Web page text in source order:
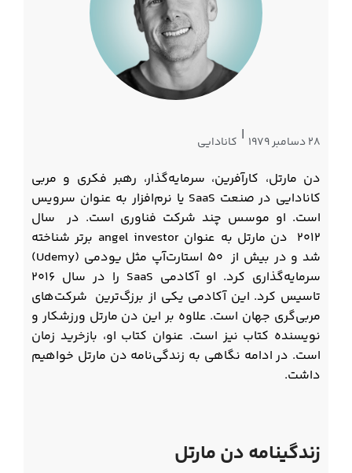
28 دسامبر 1979 | کانادایی
دن مارتل، کارآفرین، سرمایه‌گذار، رهبر فکری و مربی
کانادایی در صنعت SaaS یا نرم‌افزار به عنوان سرویس
است. او موسس چند شرکت فناوری است. در سال
۲۰۱۲ دن مارتل به عنوان angel investor برتر شناخته
شد و در بیش از ۵۰ استارت‌آپ مثل یودمی (Udemy)
سرمایه‌گذاری کرد. او آکادمی SaaS را در سال ۲۰۱۶
تاسیس کرد. این آکادمی یکی از برزگ‌ترین شرکت‌های
مربی‌گری جهان است. علاوه بر این دن مارتل ورزشکار و
نویسنده کتاب نیز است. عنوان کتاب او، بازخرید زمان
است. در ادامه نگاهی به زندگی‌نامه دن مارتل خواهیم
داشت.
زندگینامه دن مارتل